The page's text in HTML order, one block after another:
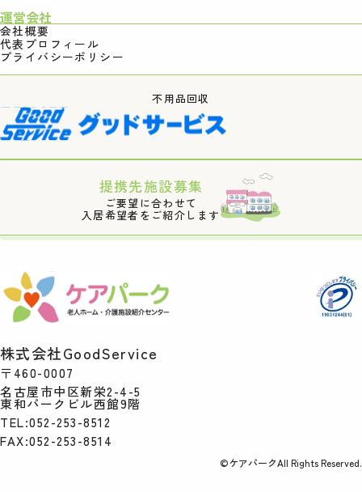
株式会社GoodService
〒460-0007
名古屋市中区新栄2-4-5
東和パークビル西館9階
TEL:052-253-8512
FAX:052-253-8514
©ケアパークAll Rights Reserved.
運営会社
会社概要
代表プロフィール
プライバシーポリシー
不用品回収
提携先施設募集
ご要望に合わせて
入居希望者をご紹介します